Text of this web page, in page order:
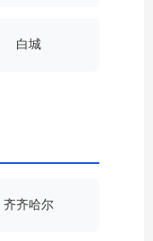
白城
齐齐哈尔